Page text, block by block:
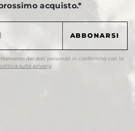
acquisto.*
dei dati personali in conformità con la
sulla privacy.